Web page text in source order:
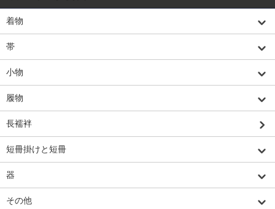
着物
帯
小物
履物
長襦袢
短冊掛けと短冊
器
その他